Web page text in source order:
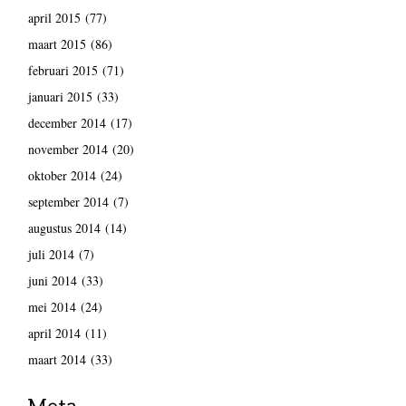
april 2015 (77)
maart 2015 (86)
februari 2015 (71)
januari 2015 (33)
december 2014(17)
november 2014(20)
oktober 2014(24)
september 2014(7)
augustus 2014(14)
juli 2014(7)
juni 2014(33)
mei 2014(24)
april 2014(11)
maart 2014(33)